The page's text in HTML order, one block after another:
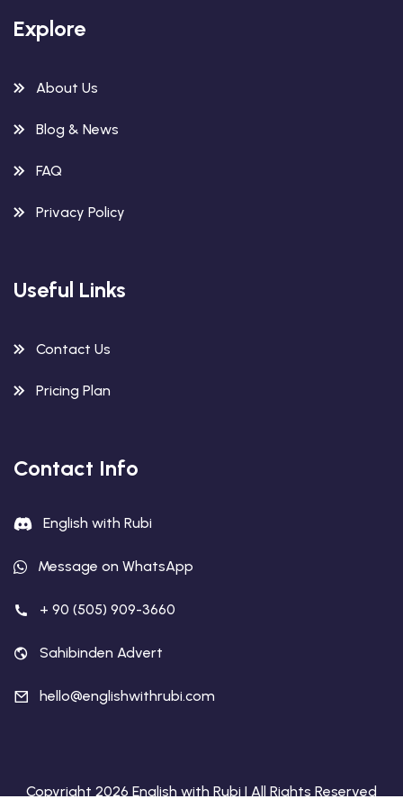
Explore
About Us
Blog & News
FAQ
Privacy Policy
Useful Links
Contact Us
Pricing Plan
Contact Info
English with Rubi
Message on WhatsApp
+ 90 (505) 909-3660
Sahibinden Advert
hello@englishwithrubi.com
Copyright 2026 English with Rubi | All Rights Reserved